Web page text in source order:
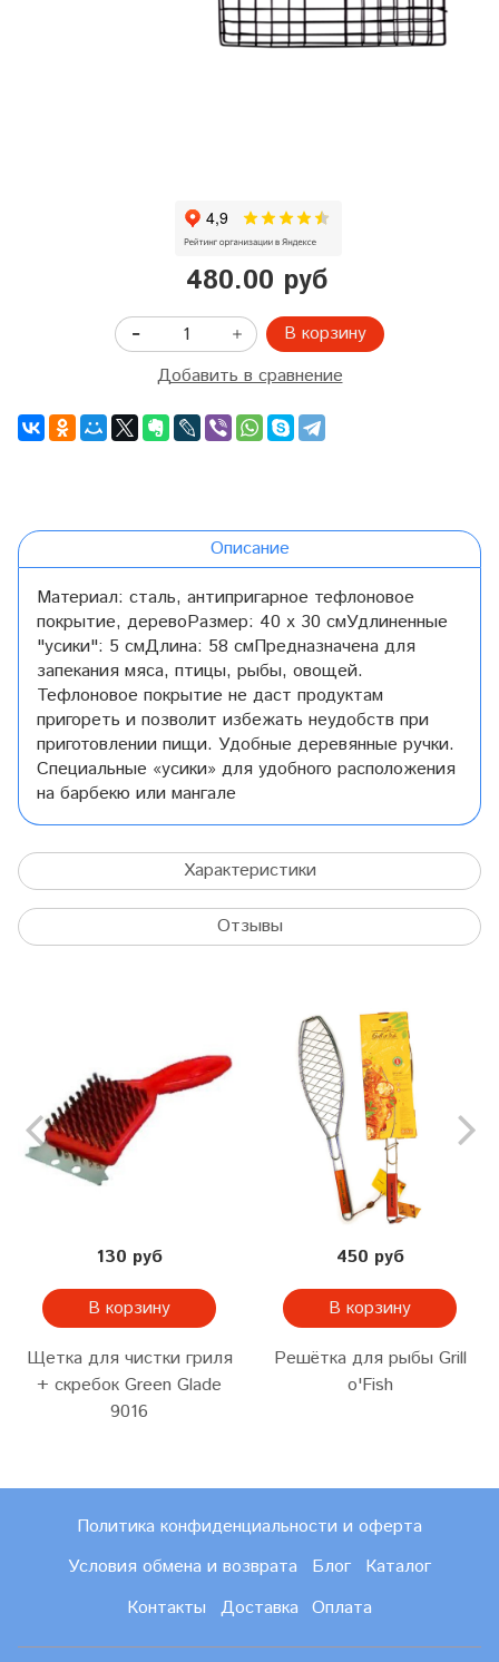
480.00 руб
В корзину
Добавить в сравнение
Описание
Материал: сталь, антипригарное тефлоновое
покрытие, деревоРазмер: 40 х 30 смУдлиненные
"усики": 5 смДлина: 58 смПредназначена для
запекания мяса, птицы, рыбы, овощей.
Тефлоновое покрытие не даст продуктам
пригореть и позволит избежать неудобств при
приготовлении пищи. Удобные деревянные ручки.
Специальные «усики» для удобного расположения
на барбекю или мангале
Характеристики
Отзывы
130 руб
В корзину
Щетка для чистки гриля
+ скребок Green Glade
9016
450 руб
В корзину
Решётка для рыбы Grill
o'Fish
Политика конфиденциальности и оферта
Условия обмена и возврата
Блог
Каталог
Контакты
Доставка Оплата